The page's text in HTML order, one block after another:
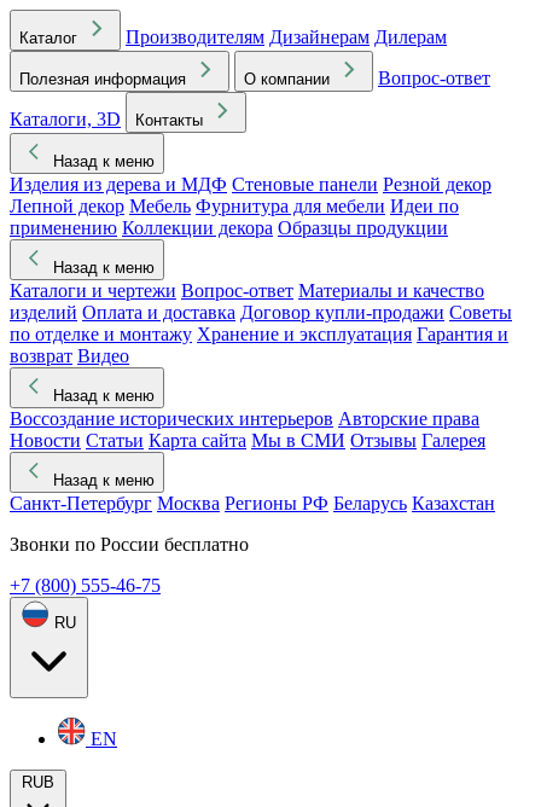
Каталог Производителям Дизайнерам Дилерам
Полезная информация О компании
Вопрос-ответ
Каталоги, 3D
Контакты
Назад к меню
Изделия из дерева и МДФ Стеновые панели Резной декор
Лепной декор Мебель Фурнитура для мебели Идеи по
применению Коллекции декора Образцы продукции
Назад к меню
Каталоги и чертежи Вопрос-ответ Материалы и качество
изделий Оплата и доставка Договор купли-продажи Советы
по отделке и монтажу Хранение и эксплуатация Гарантия и
возврат Видео
Назад к меню
Воссоздание исторических интерьеров Авторские права
Новости Статьи Карта сайта Мы в СМИ Отзывы Галерея
Назад к меню
Санкт-Петербург Москва Регионы РФ Беларусь Казахстан
Звонки по России бесплатно
+7 (800) 555-46-75
RU
EN
RUB